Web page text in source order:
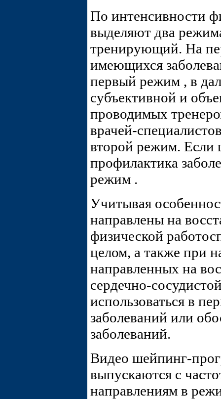
По интенсивности
выделяют два
тренирующий. На
имеющихся
первый режим , в
субъективной и
проводимых
врачей-
второй режим. Если
профилактика
режим .
Учитывая
направлены на
физической
целом, а также при
направленных на
сердечно-
использоваться в
заболеваний или
заболеваний.
Видео шейпинг-
выпускаются с
направлениям в